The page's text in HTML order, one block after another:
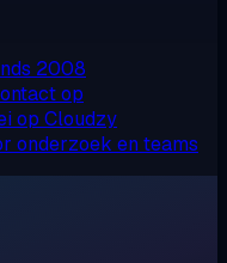
2008
op
op Cloudzy
onderzoek en teams